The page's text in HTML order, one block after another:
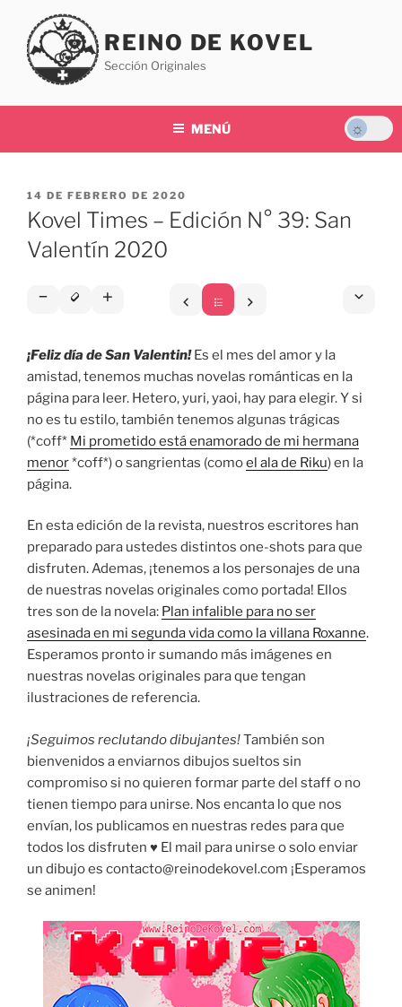
contenido
REINO DE KOVEL
Sección Originales
MENÚ
PUBLICADO
EL
14 DE FEBRERO DE 2020
Kovel Times – Edición N° 39: San
Valentín 2020
¡Feliz día de San Valentin!Es el mes del amor y la
amistad, tenemos muchas novelas románticas en la
página para leer. Hetero, yuri, yaoi, hay para elegir. Y si
no es tu estilo, también tenemos algunas trágicas
(*coff* Mi prometido está enamorado de mi hermana
menor*coff*) o sangrientas (comoel ala de Riku) en la
página.
En esta edición de la revista, nuestros escritores han
preparado para ustedes distintos one-shots para que
disfruten. Ademas, ¡tenemos a los personajes de una
de nuestras novelas originales como portada! Ellos
tres son de la novela: Plan infalible para no ser
asesinada en mi segunda vida como la villana Roxanne.
Esperamos pronto ir sumando más imágenes en
nuestras novelas originales para que tengan
ilustraciones de referencia.
¡Seguimos reclutando dibujantes!También son
bienvenidos a enviarnos dibujos sueltos sin
compromiso si no quieren formar parte del staff o no
tienen tiempo para unirse. Nos encanta lo que nos
envían, los publicamos en nuestras redes para que
todos los disfruten ♥ El mail para unirse o solo enviar
un dibujo es contacto@reinodekovel.com ¡Esperamos
se animen!